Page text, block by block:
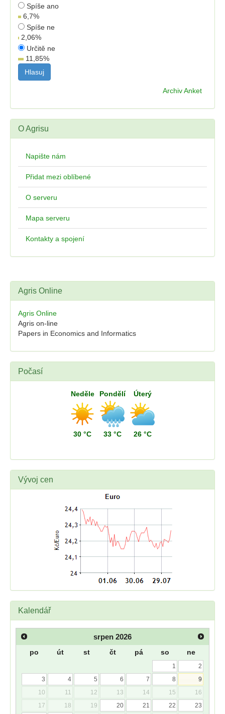
Spíše ano
6,7%
Spíše ne
2,06%
Určitě ne
11,85%
Archiv Anket
O Agrisu
Napište nám
Přidat mezi oblíbené
O serveru
Mapa serveru
Kontakty a spojení
Agris Online
Agris Online
Agris on-line
Papers in Economics and Informatics
Počasí
Neděle
30 °C
Pondělí
33 °C
Úterý
26 °C
Vývoj cen
Kalendář
srpen 2026
po út st čt pá so ne
1
2
3
4 5 6 7 8
9
10
11 12 13 14 15
16
17
18 19 20 21 22
23